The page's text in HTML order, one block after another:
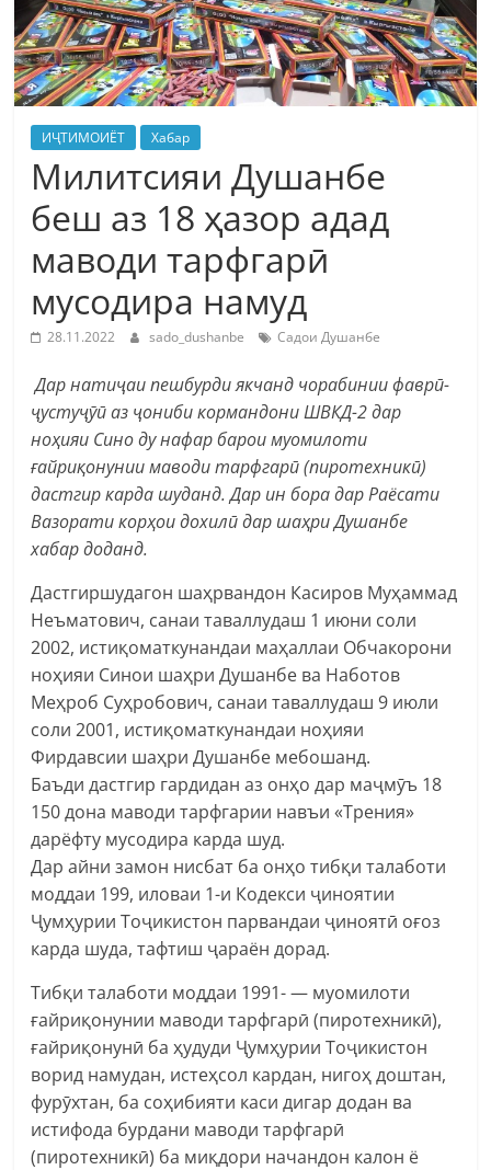
ИҶТИМОИЁТ Хабар
Милитсияи Душанбе
беш аз 18 ҳазор адад
маводи тарфгарӣ
мусодира намуд
28.11.2022 sado_dushanbe Садои Душанбе
Дар натиҷаи пешбурди якчанд чорабинии фаврӣ-
ҷустуҷӯӣ аз ҷониби кормандони ШВКД-2 дар
ноҳияи Сино ду нафар барои муомилоти
ғайриқонунии маводи тарфгарӣ (пиротехникӣ)
дастгир карда шуданд. Дар ин бора дар Раёсати
Вазорати корҳои дохилӣ дар шаҳри Душанбе
хабар доданд.
Дастгиршудагон шаҳрвандон Касиров Муҳаммад
Неъматович, санаи таваллудаш 1 июни соли
2002, истиқоматкунандаи маҳаллаи Обчакорони
ноҳияи Синои шаҳри Душанбе ва Наботов
Меҳроб Суҳробович, санаи таваллудаш 9 июли
соли 2001, истиқоматкунандаи ноҳияи
Фирдавсии шаҳри Душанбе мебошанд.
Баъди дастгир гардидан аз онҳо дар маҷмӯъ 18
150 дона маводи тарфгарии навъи «Трения»
дарёфту мусодира карда шуд.
Дар айни замон нисбат ба онҳо тибқи талаботи
моддаи 199, иловаи 1-и Кодекси ҷиноятии
Ҷумҳурии Тоҷикистон парвандаи ҷиноятӣ оғоз
карда шуда, тафтиш ҷараён дорад.
Тибқи талаботи моддаи 1991- — муомилоти
ғайриқонунии маводи тарфгарӣ (пиротехникӣ),
ғайриқонунӣ ба ҳудуди Ҷумҳурии Тоҷикистон
ворид намудан, истеҳсол кардан, нигоҳ доштан,
фурӯхтан, ба соҳибияти каси дигар додан ва
истифода бурдани маводи тарфгарӣ
(пиротехникӣ) ба миқдори начандон калон ё